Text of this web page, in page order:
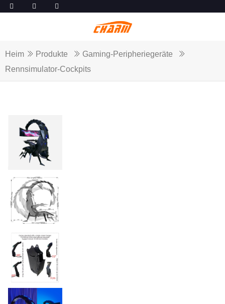
Heim Produkte
Gaming-Peripheriegeräte
Rennsimulator-Cockpits